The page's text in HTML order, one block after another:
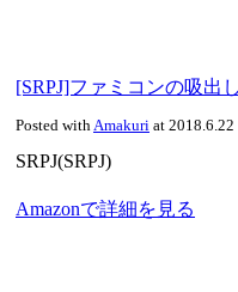
[SRPJ]ファミコンの吸出
Posted with Amakuri at 2018.6.22
SRPJ(SRPJ)
Amazonで詳細を見る